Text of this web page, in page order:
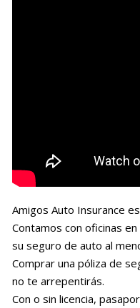
Amigos Auto Insurance
Contamos con oficinas
su seguro de auto al
Comprar una póliza de
no te arrepentirás.
Con o sin licencia,